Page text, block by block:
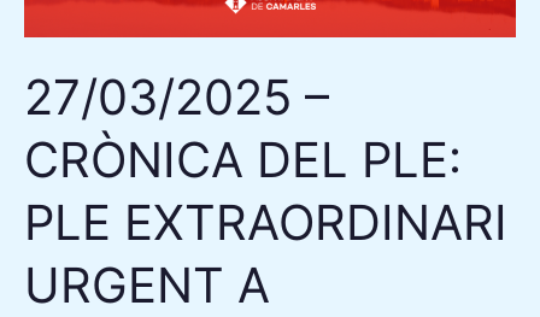
27/03/2025 –
CRÒNICA DEL PLE:
PLE EXTRAORDINARI
URGENT A
CAMARLES
APROVA
INICIALMENT
PRESSUPOST
DEL
2025